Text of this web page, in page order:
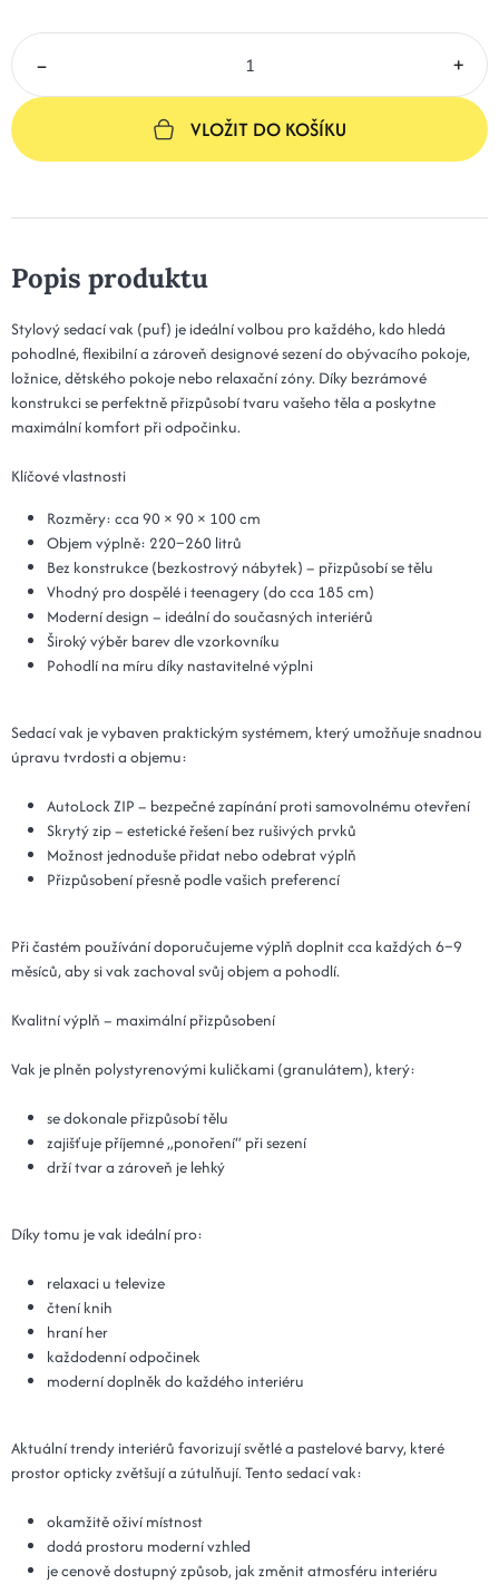
– +
VLOŽIT DO KOŠÍKU
Popis produktu
Stylový sedací vak (puf) je ideální volbou pro každého, kdo hledá
pohodlné, flexibilní a zároveň designové sezení do obývacího pokoje,
ložnice, dětského pokoje nebo relaxační zóny. Díky bezrámové
konstrukci se perfektně přizpůsobí tvaru vašeho těla a poskytne
maximální komfort při odpočinku.
Klíčové vlastnosti
Rozměry: cca 90 × 90 × 100 cm
Objem výplně: 220–260 litrů
Bez konstrukce (bezkostrový nábytek) – přizpůsobí se tělu
Vhodný pro dospělé i teenagery (do cca 185 cm)
Moderní design – ideální do současných interiérů
Široký výběr barev dle vzorkovníku
Pohodlí na míru díky nastavitelné výplni
Sedací vak je vybaven praktickým systémem, který umožňuje snadnou
úpravu tvrdosti a objemu:
AutoLock ZIP – bezpečné zapínání proti samovolnému otevření
Skrytý zip – estetické řešení bez rušivých prvků
Možnost jednoduše přidat nebo odebrat výplň
Přizpůsobení přesně podle vašich preferencí
Při častém používání doporučujeme výplň doplnit cca každých 6–9
měsíců, aby si vak zachoval svůj objem a pohodlí.
Kvalitní výplň – maximální přizpůsobení
Vak je plněn polystyrenovými kuličkami (granulátem), který:
se dokonale přizpůsobí tělu
zajišťuje příjemné „ponoření“ při sezení
drží tvar a zároveň je lehký
Díky tomu je vak ideální pro:
relaxaci u televize
čtení knih
hraní her
každodenní odpočinek
moderní doplněk do každého interiéru
Aktuální trendy interiérů favorizují světlé a pastelové barvy, které
prostor opticky zvětšují a zútulňují. Tento sedací vak:
okamžitě oživí místnost
dodá prostoru moderní vzhled
je cenově dostupný způsob, jak změnit atmosféru interiéru